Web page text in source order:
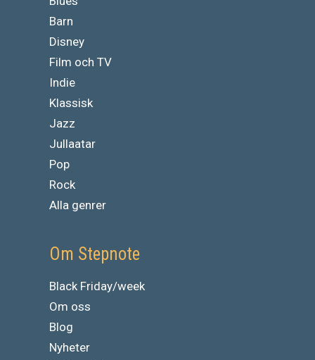
Barn
Disney
Film och TV
Indie
Klassisk
Jazz
Jullaatar
Pop
Rock
Alla genrer
Om Stepnote
Black Friday/week
Om oss
Blog
Nyheter